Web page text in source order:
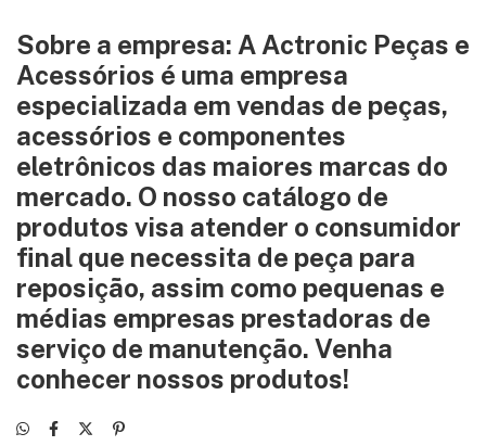
Sobre a empresa: A Actronic Peças e
Acessórios é uma empresa
especializada em vendas de peças,
acessórios e componentes
eletrônicos das maiores marcas do
mercado. O nosso catálogo de
produtos visa atender o consumidor
final que necessita de peça para
reposição, assim como pequenas e
médias empresas prestadoras de
serviço de manutenção. Venha
conhecer nossos produtos!